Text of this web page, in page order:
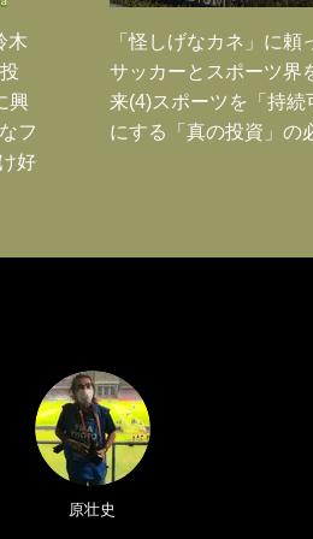
木
興
フ
好
「怪しげなカネ」に頼
サッカーとスポーツ界
来(4)スポーツを「持続
にする「真の投資」の
原壮史